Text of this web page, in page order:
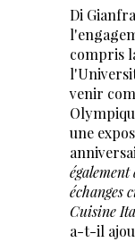
Di
compris
venir
une
échanges
Cuisine
a-t-il